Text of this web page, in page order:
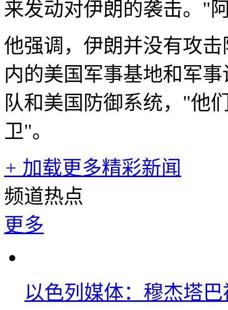
来发动对伊朗的袭击。"
他强调，伊朗并没有攻
内的美国军事基地和军
队和美国防御系统，"他
卫"。
+ 加载更多精彩新闻
频道热点
更多
以色列媒体：穆杰塔